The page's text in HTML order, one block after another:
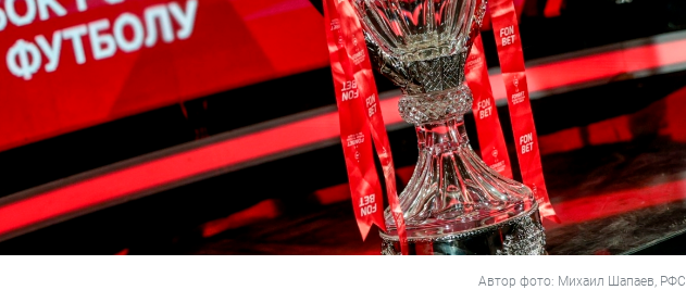
Автор фото: Михаил Шапаев, РФС